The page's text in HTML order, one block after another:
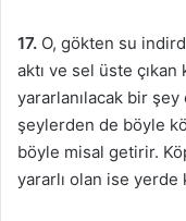
17. O, gökten su
aktı ve sel üste
yararlanılacak bir
şeylerden de böyle
böyle misal getirir.
yararlı olan ise yerde